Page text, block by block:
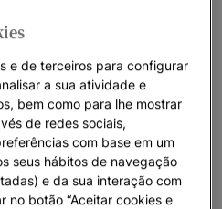
e de terceiros para configurar
a sua atividade e
bem como para lhe mostrar
de redes sociais,
com base em um
seus hábitos de navegação
e da sua interação com
no botão “Aceitar cookies e